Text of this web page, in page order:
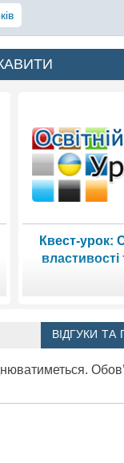
Квест-урок:
властивості
ВІДГУКИ ТА